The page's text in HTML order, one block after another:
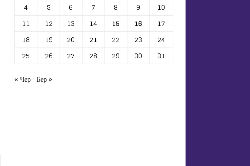
4
5 6 7 8 9
10
11
12 13 14 15 16
17
18
19 20 21 22 23
24
25
26 27 28 29 30
31
« Чер Бер »